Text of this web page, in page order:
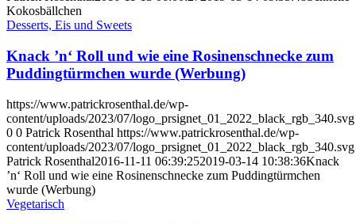
Kokosbällchen
Desserts, Eis und Sweets
Knack ’n‘ Roll und wie eine Rosinenschnecke zum
Puddingtürmchen wurde (Werbung)
https://www.patrickrosenthal.de/wp-
content/uploads/2023/07/logo_prsignet_01_2022_black_rgb_340.svg
0 0 Patrick Rosenthal https://www.patrickrosenthal.de/wp-
content/uploads/2023/07/logo_prsignet_01_2022_black_rgb_340.svg
Patrick Rosenthal2016-11-11 06:39:252019-03-14 10:38:36Knack
’n‘ Roll und wie eine Rosinenschnecke zum Puddingtürmchen
wurde (Werbung)
Vegetarisch